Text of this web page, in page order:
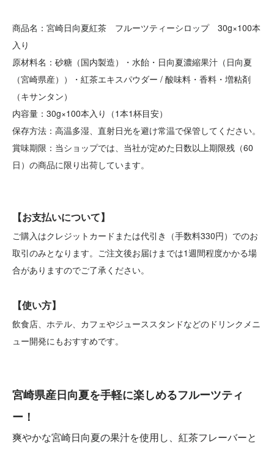
商品名：宮崎日向夏紅茶 フルーツティーシロップ 30g×100本
入り
原材料名：砂糖（国内製造）・水飴・日向夏濃縮果汁（日向夏
（宮崎県産））・紅茶エキスパウダー / 酸味料・香料・増粘剤
（キサンタン）
内容量：30g×100本入り（1本1杯目安）
保存方法：高温多湿、直射日光を避け常温で保管してください。
賞味期限：当ショップでは、当社が定めた日数以上期限残（60
日）の商品に限り出荷しています。
【お支払いについて】
ご購入はクレジットカードまたは代引き（手数料330円）でのお
取引のみとなります。ご注文後お届けまでは1週間程度かかる場
合がありますのでご了承ください。
【使い方】
飲食店、ホテル、カフェやジューススタンドなどのドリンクメニ
ュー開発にもおすすめです。
宮崎県産日向夏を手軽に楽しめるフルーツティ
ー！
爽やかな宮崎日向夏の果汁を使用し、紅茶フレーバーと